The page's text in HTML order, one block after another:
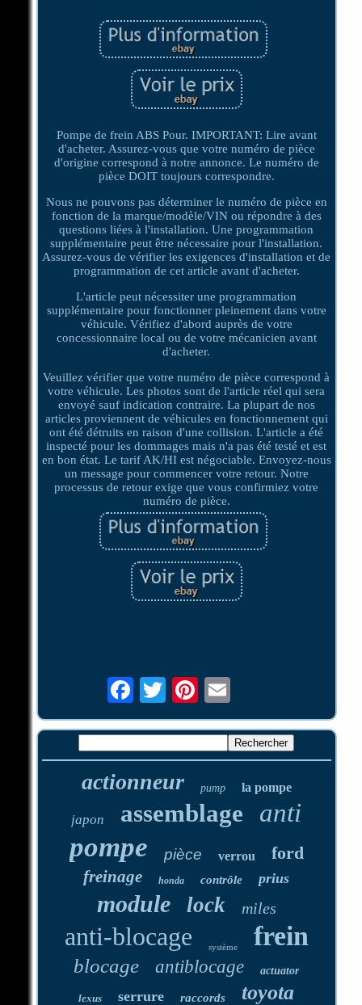
Pompe de frein ABS Pour. IMPORTANT: Lire avant
d'acheter. Assurez-vous que votre numéro de pièce
d'origine correspond à notre annonce. Le numéro de
pièce DOIT toujours correspondre.
Nous ne pouvons pas déterminer le numéro de pièce en
fonction de la marque/modèle/VIN ou répondre à des
questions liées à l'installation. Une programmation
supplémentaire peut être nécessaire pour l'installation.
Assurez-vous de vérifier les exigences d'installation et de
programmation de cet article avant d'acheter.
L'article peut nécessiter une programmation
supplémentaire pour fonctionner pleinement dans votre
véhicule. Vérifiez d'abord auprès de votre
concessionnaire local ou de votre mécanicien avant
d'acheter.
Veuillez vérifier que votre numéro de pièce correspond à
votre véhicule. Les photos sont de l'article réel qui sera
envoyé sauf indication contraire. La plupart de nos
articles proviennent de véhicules en fonctionnement qui
ont été détruits en raison d'une collision. L'article a été
inspecté pour les dommages mais n'a pas été testé et est
en bon état. Le tarif AK/HI est négociable. Envoyez-nous
un message pour commencer votre retour. Notre
processus de retour exige que vous confirmiez votre
numéro de pièce.
actionneur pump la pompe
japon assemblage anti
pompe pièce verrou ford
freinage honda contrôle prius
module lock miles
anti-blocage système frein
blocage antiblocage actuator
lexus serrure raccords toyota